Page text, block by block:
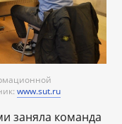
www.sut.ru
заняла команда